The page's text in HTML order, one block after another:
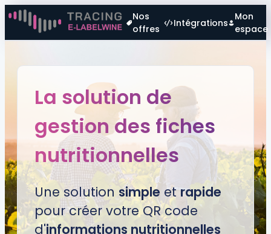
Nos
offres
Intégrations
Mon
espace
La solution de
gestion des fiches
nutritionnelles
Une solution simple etrapide
pour créer votre QR code
d'informations nutritionnelles